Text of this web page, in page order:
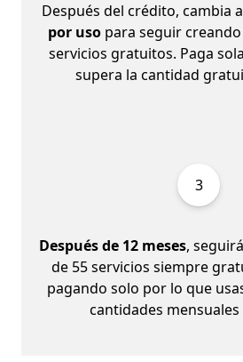
Después del crédito, cambia
por uso para seguir
servicios gratuitos. Paga
supera la cantidad
3
Después de 12 meses,
de 55 servicios siempre
pagando solo por lo que
cantidades